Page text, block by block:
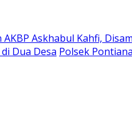
AKBP Askhabul Kahfi,
Dua Desa Polsek